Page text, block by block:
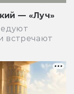
— «Луч»
встречают